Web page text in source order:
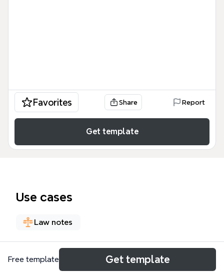
Favorites Share Report
Get template
Use cases
Law notes
About
Free template Get template